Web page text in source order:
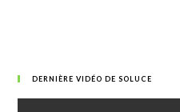
DERNIÈRE VIDÉO DE SOLUCE